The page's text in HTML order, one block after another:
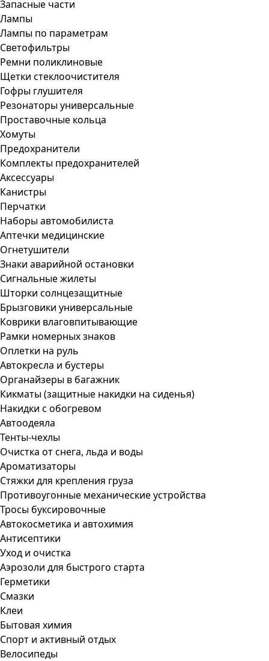
Запасные части
Лампы
Лампы по параметрам
Светофильтры
Ремни поликлиновые
Щетки стеклоочистителя
Гофры глушителя
Резонаторы универсальные
Проставочные кольца
Хомуты
Предохранители
Комплекты предохранителей
Аксессуары
Канистры
Перчатки
Наборы автомобилиста
Аптечки медицинские
Огнетушители
Знаки аварийной остановки
Сигнальные жилеты
Шторки солнцезащитные
Брызговики универсальные
Коврики влаговпитывающие
Рамки номерных знаков
Оплетки на руль
Автокресла и бустеры
Органайзеры в багажник
Кикматы (защитные накидки на сиденья)
Накидки с обогревом
Автоодеяла
Тенты-чехлы
Очистка от снега, льда и воды
Ароматизаторы
Стяжки для крепления груза
Противоугонные механические устройства
Тросы буксировочные
Автокосметика и автохимия
Антисептики
Уход и очистка
Аэрозоли для быстрого старта
Герметики
Смазки
Клеи
Бытовая химия
Спорт и активный отдых
Велосипеды